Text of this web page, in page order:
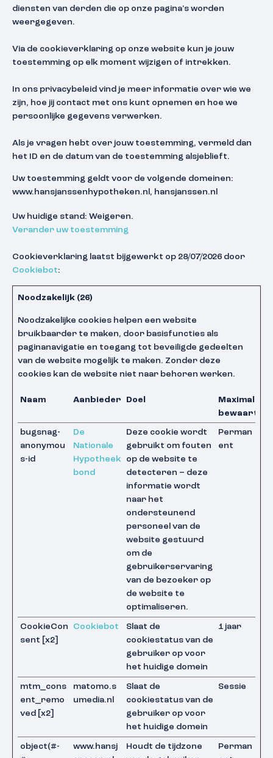
diensten van derden die op onze pagina's worden
weergegeven.
Via de cookieverklaring op onze website kun je jouw
toestemming op elk moment wijzigen of intrekken.
In ons privacybeleid vind je meer informatie over wie we
zijn, hoe jij contact met ons kunt opnemen en hoe we
persoonlijke gegevens verwerken.
Als je vragen hebt over jouw toestemming, vermeld dan
het ID en de datum van de toestemming alsjeblieft.
Uw toestemming geldt voor de volgende domeinen:
www.hansjanssenhypotheken.nl, hansjanssen.nl
Uw huidige stand: Weigeren.
Verander uw toestemming
Cookieverklaring laatst bijgewerkt op 28/07/2026 door
Cookiebot:
Noodzakelijk (26)
Noodzakelijke cookies helpen een website
bruikbaarder te maken, door basisfuncties als
paginanavigatie en toegang tot beveiligde gedeelten
van de website mogelijk te maken. Zonder deze
cookies kan de website niet naar behoren werken.
Naam Aanbieder Doel
Maximale
bugsnag-
anonymou
s-id
De
Nationale
Hypotheek
bond
Deze cookie wordt
gebruikt om fouten
op de website te
detecteren – deze
informatie wordt
naar het
ondersteunend
personeel van de
website gestuurd
om de
gebruikerservaring
van de bezoeker op
de website te
optimaliseren.
Perman
ent
CookieCon
sent [x2]
Cookiebot
Slaat de
cookiestatus van de
gebruiker op voor
het huidige domein
1 jaar
mtm_cons
ent_remo
ved [x2]
matomo.s
umedia.nl
Slaat de
cookiestatus van de
gebruiker op voor
het huidige domein
Sessie
object(#-
www.hansj
Houdt de tijdzone
Perman